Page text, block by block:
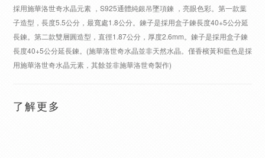
採用施華洛世奇水晶元素 ，S925通體純銀吊墜項鍊 ，亮眼色彩。第一款葉
子造型，長度5.5公分，最寬處1.8公分。鍊子是採用盒子鍊長度40+5公分延
長鍊。第二款雙層圓造型，直徑1.87公分，厚度2.6mm。鍊子是採用盒子鍊
長度40+5公分延長鍊。(施華洛世奇水晶並非天然水晶。僅香檳黃和藍色是採
用施華洛世奇水晶元素，其餘並非施華洛世奇製作)
了解更多